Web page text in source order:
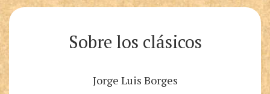
Sobre los clásicos
Jorge Luis Borges